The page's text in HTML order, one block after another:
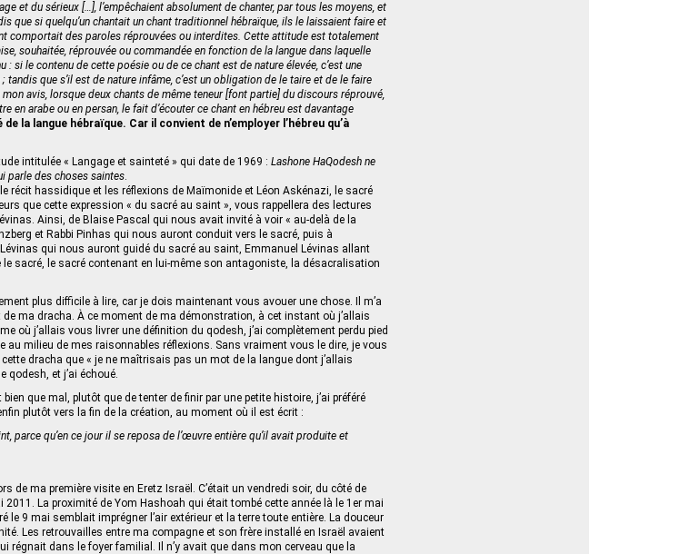
et du sérieux […], l’empêchaient absolument de chanter, par tous les moyens, et
que si quelqu’un chantait un chant traditionnel hébraïque, ils le laissaient faire et
comportait des paroles réprouvées ou interdites. Cette attitude est totalement
souhaitée, réprouvée ou commandée en fonction de la langue dans laquelle
: si le contenu de cette poésie ou de ce chant est de nature élevée, c’est une
que s’il est de nature infâme, c’est un obligation de le taire et de le faire
mon avis, lorsque deux chants de même teneur [font partie] du discours réprouvé,
en arabe ou en persan, le fait d’écouter ce chant en hébreu est davantage
la langue hébraïque. Car il convient de n’employer l’hébreu qu’à
intitulée « Langage et sainteté » qui date de 1969 : Lashone HaQodesh ne
parle des choses saintes.
récit hassidique et les réflexions de Maïmonide et Léon Askénazi, le sacré
que cette expression « du sacré au saint », vous rappellera des lectures
Ainsi, de Blaise Pascal qui nous avait invité à voir « au-delà de la
et Rabbi Pinhas qui nous auront conduit vers le sacré, puis à
qui nous auront guidé du sacré au saint, Emmanuel Lévinas allant
sacré, le sacré contenant en lui-même son antagoniste, la désacralisation
plus difficile à lire, car je dois maintenant vous avouer une chose. Il m’a
de ma dracha. À ce moment de ma démonstration, à cet instant où j’allais
où j’allais vous livrer une définition du qodesh, j’ai complètement perdu pied
au milieu de mes raisonnables réflexions. Sans vraiment vous le dire, je vous
dracha que « je ne maîtrisais pas un mot de la langue dont j’allais
qodesh, et j’ai échoué.
que mal, plutôt que de tenter de finir par une petite histoire, j’ai préféré
plutôt vers la fin de la création, au moment où il est écrit :
parce qu’en ce jour il se reposa de l’œuvre entière qu’il avait produite et
de ma première visite en Eretz Israël. C’était un vendredi soir, du côté de
2011. La proximité de Yom Hashoah qui était tombé cette année là le 1er mai
le 9 mai semblait imprégner l’air extérieur et la terre toute entière. La douceur
Les retrouvailles entre ma compagne et son frère installé en Israël avaient
régnait dans le foyer familial. Il n’y avait que dans mon cerveau que la